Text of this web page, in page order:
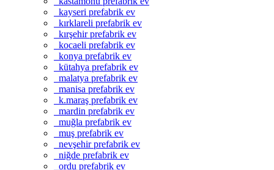
kayseri prefabrik ev
kırklareli prefabrik ev
kırşehir prefabrik ev
kocaeli prefabrik ev
konya prefabrik ev
kütahya prefabrik ev
malatya prefabrik ev
manisa prefabrik ev
k.maraş prefabrik ev
mardin prefabrik ev
muğla prefabrik ev
muş prefabrik ev
nevşehir prefabrik ev
niğde prefabrik ev
ordu prefabrik ev